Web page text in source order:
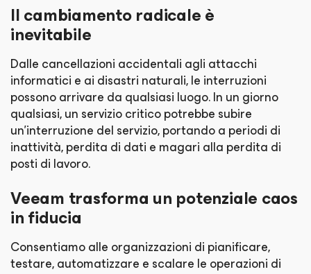
Il cambiamento radicale è
inevitabile
Dalle cancellazioni accidentali agli attacchi
informatici e ai disastri naturali, le interruzioni
possono arrivare da qualsiasi luogo. In un giorno
qualsiasi, un servizio critico potrebbe subire
un'interruzione del servizio, portando a periodi di
inattività, perdita di dati e magari alla perdita di
posti di lavoro.
Veeam trasforma un potenziale caos
in fiducia
Consentiamo alle organizzazioni di pianificare,
testare, automatizzare e scalare le operazioni di